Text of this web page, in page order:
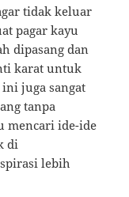
tidak keluar
pagar kayu
dipasang dan
karat untuk
juga sangat
tanpa
mencari ide-ide
di
lebih